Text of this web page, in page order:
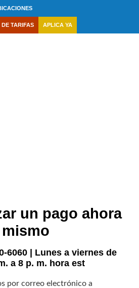
TARIFAS APLICA YA
un pago ahora
mismo
6060 | Lunes a viernes de
a 8 p. m. hora est
por correo electrónico a